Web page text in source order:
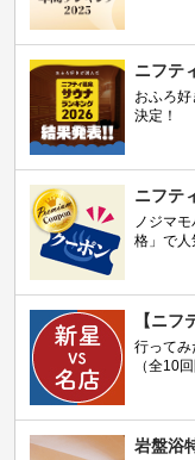
ニフテ
おふろ
決定！
ニフテ
ノジマ
格」で人
【ニフ
行ってみ
（全10
岩盤浴